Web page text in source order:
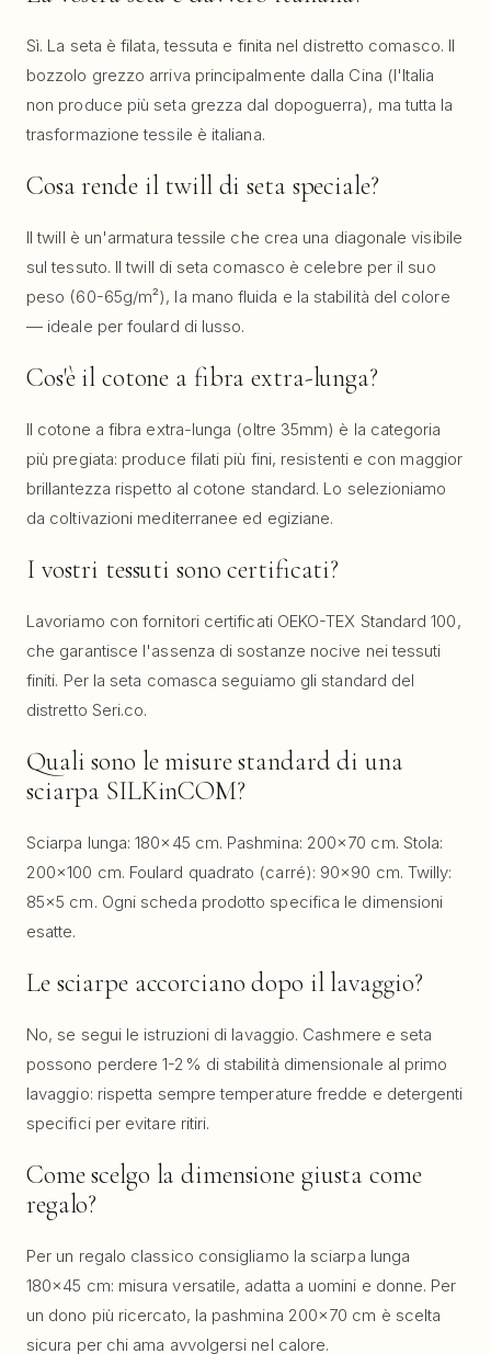
Sì. La seta è filata, tessuta e finita nel distretto comasco. Il
bozzolo grezzo arriva principalmente dalla Cina (l'Italia
non produce più seta grezza dal dopoguerra), ma tutta la
trasformazione tessile è italiana.
Cosa rende il twill di seta speciale?
Il twill è un'armatura tessile che crea una diagonale visibile
sul tessuto. Il twill di seta comasco è celebre per il suo
peso (60-65g/m²), la mano fluida e la stabilità del colore
— ideale per foulard di lusso.
Cos'è il cotone a fibra extra-lunga?
Il cotone a fibra extra-lunga (oltre 35mm) è la categoria
più pregiata: produce filati più fini, resistenti e con maggior
brillantezza rispetto al cotone standard. Lo selezioniamo
da coltivazioni mediterranee ed egiziane.
I vostri tessuti sono certificati?
Lavoriamo con fornitori certificati OEKO-TEX Standard 100,
che garantisce l'assenza di sostanze nocive nei tessuti
finiti. Per la seta comasca seguiamo gli standard del
distretto Seri.co.
Quali sono le misure standard di una
sciarpa SILKinCOM?
Sciarpa lunga: 180×45 cm. Pashmina: 200×70 cm. Stola:
200×100 cm. Foulard quadrato (carré): 90×90 cm. Twilly:
85×5 cm. Ogni scheda prodotto specifica le dimensioni
esatte.
Le sciarpe accorciano dopo il lavaggio?
No, se segui le istruzioni di lavaggio. Cashmere e seta
possono perdere 1-2% di stabilità dimensionale al primo
lavaggio: rispetta sempre temperature fredde e detergenti
specifici per evitare ritiri.
Come scelgo la dimensione giusta come
regalo?
Per un regalo classico consigliamo la sciarpa lunga
180×45 cm: misura versatile, adatta a uomini e donne. Per
un dono più ricercato, la pashmina 200×70 cm è scelta
sicura per chi ama avvolgersi nel calore.